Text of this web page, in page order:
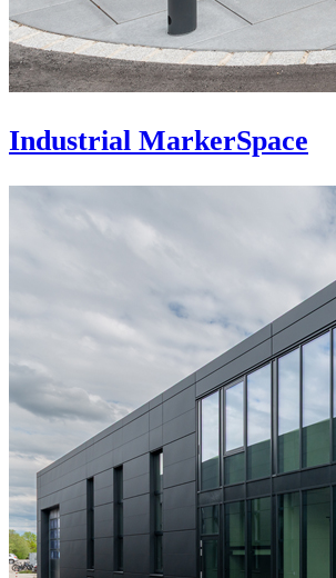
Industrial MarkerSpace